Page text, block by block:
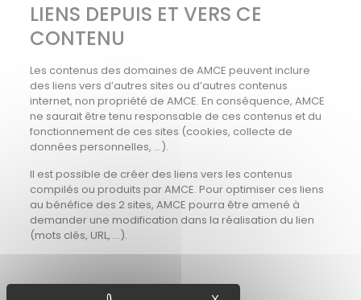
LIENS DEPUIS ET VERS CE
CONTENU
Les contenus des domaines de AMCE peuvent inclure
des liens vers d’autres sites ou d’autres contenus
internet, non propriété de AMCE. En conséquence, AMCE
ne saurait être tenu responsable de ces contenus et du
fonctionnement de ces sites (cookies, collecte de
données personnelles, …).
Il est possible de créer des liens vers les contenus
compilés ou produits par AMCE. Pour optimiser ces liens
au bénéfice des 2 sites, AMCE pourra être amené à
demander une modification dans la réalisation du lien
(mots clés, URL, …).
COPYRIGHT